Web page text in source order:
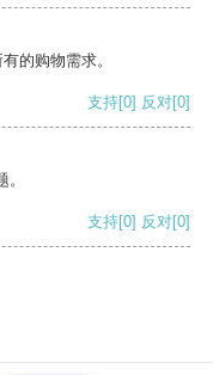
的购物需求。
支持[0] 反对[0]
支持[0] 反对[0]